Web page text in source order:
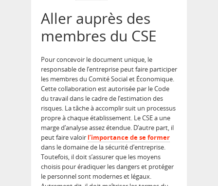
Aller auprès des
membres du CSE
Pour concevoir le document unique, le
responsable de l’entreprise peut faire participer
les membres du Comité Social et Économique.
Cette collaboration est autorisée par le Code
du travail dans le cadre de l’estimation des
risques. La tâche à accomplir suit un processus
propre à chaque établissement. Le CSE a une
marge d’analyse assez étendue. D’autre part, il
peut faire valoir l’importance de se former
dans le domaine de la sécurité d’entreprise.
Toutefois, il doit s’assurer que les moyens
choisis pour éradiquer les dangers et protéger
le personnel sont modernes et légaux.